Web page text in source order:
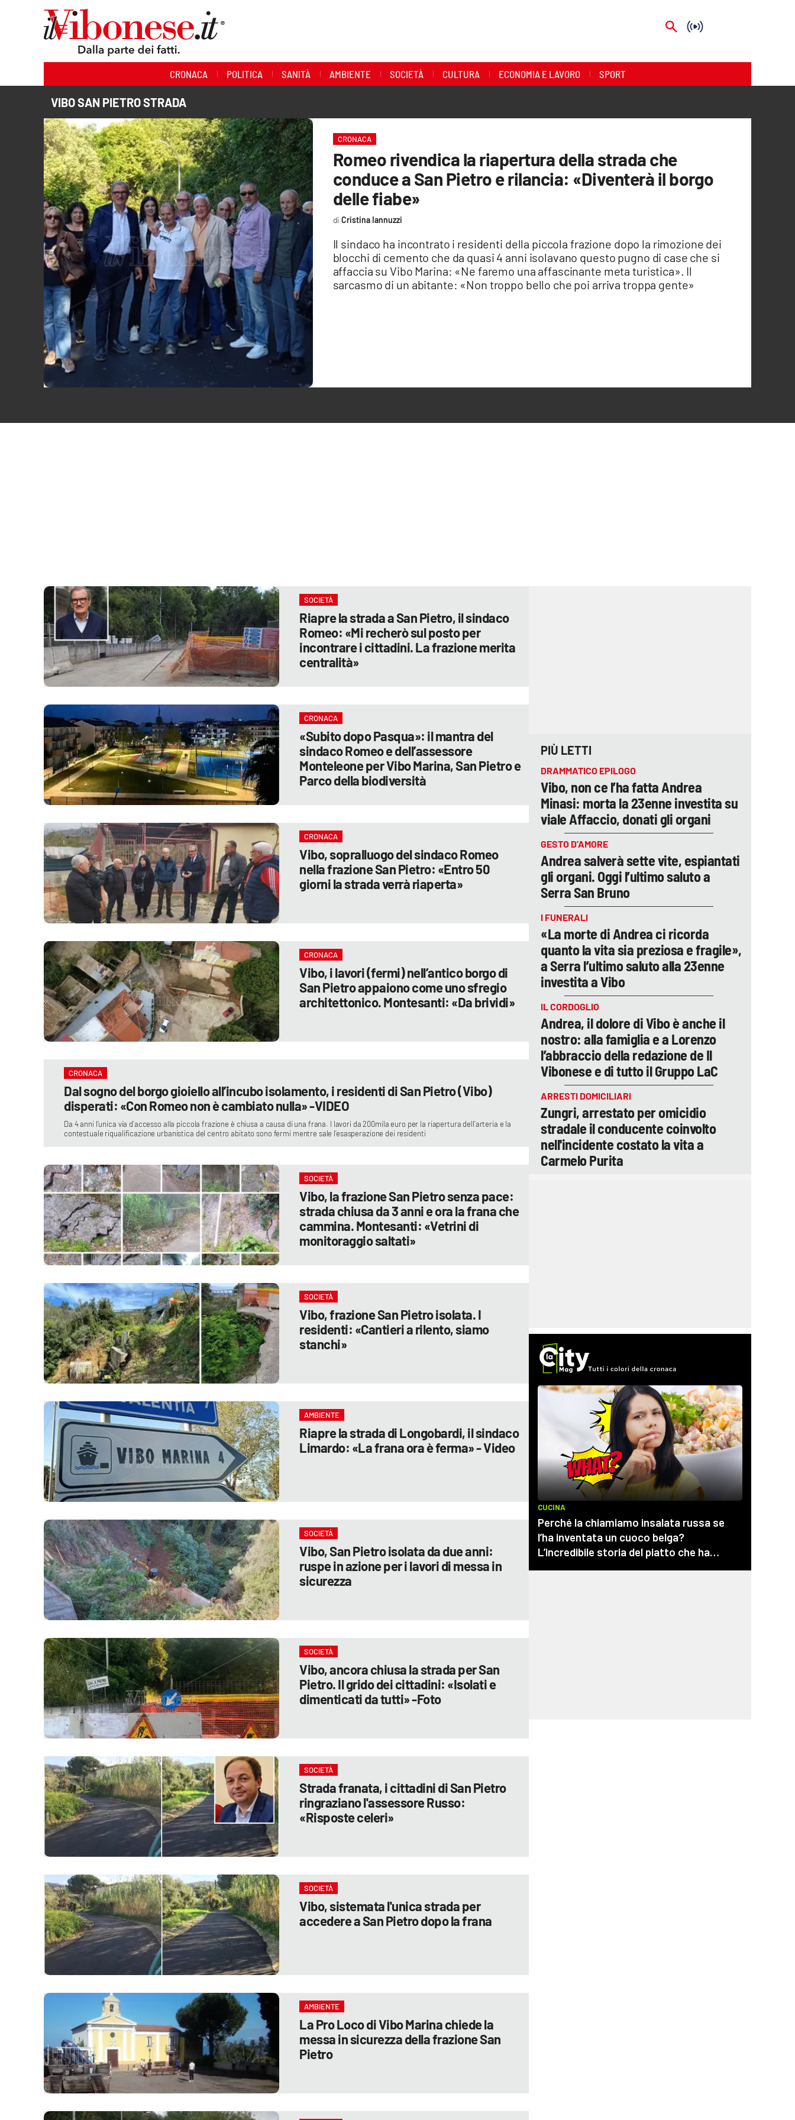
Economia e Lavoro
Streaming
cosenzachannel.it
ilvibonese.it
catanzarochannel.it
Vai
CRONACA POLITICA SANITÀ AMBIENTE SOCIETÀ CULTURA ECONOMIA E LAVORO SPORT
VIBO SAN PIETRO STRADA
CRONACA
Romeo rivendica la riapertura della strada che
conduce a San Pietro e rilancia: «Diventerà il borgo
delle fiabe»
Il sindaco ha incontrato i residenti della piccola frazione dopo la rimozione dei
blocchi di cemento che da quasi 4 anni isolavano questo pugno di case che si
affaccia su Vibo Marina: «Ne faremo una affascinante meta turistica». Il
sarcasmo di un abitante: «Non troppo bello che poi arriva troppa gente»
Cristina Iannuzzi
SOCIETÀ
Riapre la strada a San Pietro, il sindaco
Romeo: «Mi recherò sul posto per
incontrare i cittadini. La frazione merita
centralità»
CRONACA
«Subito dopo Pasqua»: il mantra del
sindaco Romeo e dell’assessore
Monteleone per Vibo Marina, San Pietro e
Parco della biodiversità
CRONACA
Vibo, sopralluogo del sindaco Romeo
nella frazione San Pietro: «Entro 50
giorni la strada verrà riaperta»
CRONACA
Vibo, i lavori (fermi) nell’antico borgo di
San Pietro appaiono come uno sfregio
architettonico. Montesanti: «Da brividi»
CRONACA
Dal sogno del borgo gioiello all’incubo isolamento, i residenti di San Pietro (Vibo)
disperati: «Con Romeo non è cambiato nulla» -VIDEO
Da 4 anni l’unica via d’accesso alla piccola frazione è chiusa a causa di una frana. I lavori da 200mila euro per la riapertura dell’arteria e la
contestuale riqualificazione urbanistica del centro abitato sono fermi mentre sale l’esasperazione dei residenti
SOCIETÀ
Vibo, la frazione San Pietro senza pace:
strada chiusa da 3 anni e ora la frana che
cammina. Montesanti: «Vetrini di
monitoraggio saltati»
SOCIETÀ
Vibo, frazione San Pietro isolata. I
residenti: «Cantieri a rilento, siamo
stanchi»
AMBIENTE
Riapre la strada di Longobardi, il sindaco
Limardo: «La frana ora è ferma» - Video
SOCIETÀ
Vibo, San Pietro isolata da due anni:
ruspe in azione per i lavori di messa in
sicurezza
SOCIETÀ
Vibo, ancora chiusa la strada per San
Pietro. Il grido dei cittadini: «Isolati e
dimenticati da tutti» -Foto
SOCIETÀ
Strada franata, i cittadini di San Pietro
ringraziano l'assessore Russo:
«Risposte celeri»
SOCIETÀ
Vibo, sistemata l'unica strada per
accedere a San Pietro dopo la frana
AMBIENTE
La Pro Loco di Vibo Marina chiede la
messa in sicurezza della frazione San
Pietro
PIÙ LETTI
DRAMMATICO EPILOGO
Vibo, non ce l’ha fatta Andrea
Minasi: morta la 23enne investita su
viale Affaccio, donati gli organi
GESTO D’AMORE
Andrea salverà sette vite, espiantati
gli organi. Oggi l’ultimo saluto a
Serra San Bruno
I FUNERALI
«La morte di Andrea ci ricorda
quanto la vita sia preziosa e fragile»,
a Serra l’ultimo saluto alla 23enne
investita a Vibo
IL CORDOGLIO
Andrea, il dolore di Vibo è anche il
nostro: alla famiglia e a Lorenzo
l’abbraccio della redazione de Il
Vibonese e di tutto il Gruppo LaC
ARRESTI DOMICILIARI
Zungri, arrestato per omicidio
stradale il conducente coinvolto
nell'incidente costato la vita a
Carmelo Purita